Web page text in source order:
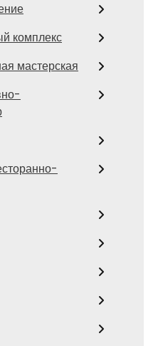
комплекс
мастерская